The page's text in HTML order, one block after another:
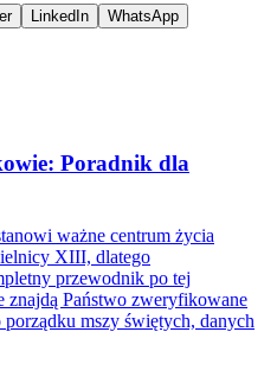
LinkedIn WhatsApp
Poradnik dla
ważne centrum życia
XIII, dlatego
przewodnik po tej
Państwo zweryfikowane
mszy świętych, danych